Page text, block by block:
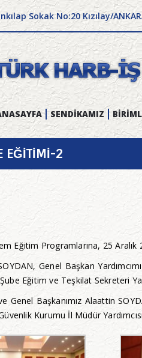
Sokak No:20 Kızılay/
SENDİKAMIZ
EĞİTİMİ-2
Eğitim Programlarına, 25
Genel Başkan
Şube Eğitim ve Teşkilat Sekreteri
Genel Başkanımız Alaattin
Kurumu İl Müdür